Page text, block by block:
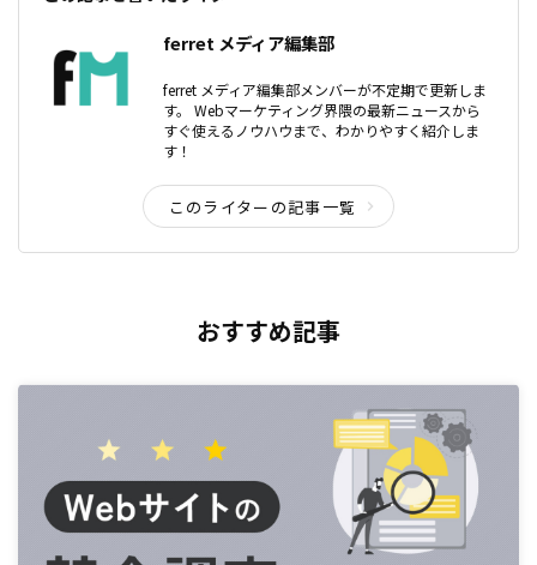
ferret メディア編集部
ferret メディア編集部メンバーが不定期で更新しま
す。 Webマーケティング界隈の最新ニュースから
すぐ使えるノウハウまで、わかりやすく紹介しま
す！
このライターの記事一覧
おすすめ記事